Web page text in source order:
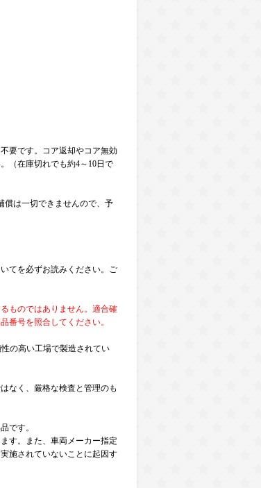
要です。コア返却やコア無効
（在庫切れでも約4～10日で
償は一切できませんので、予
てを必ずお読みください。ご
ものではありません。適合確
番号を照合してください。
の高い工場で製造されてい
なく、厳格な検査と管理のも
です。
す。また、車両メーカー指定
施されていないことに起因す